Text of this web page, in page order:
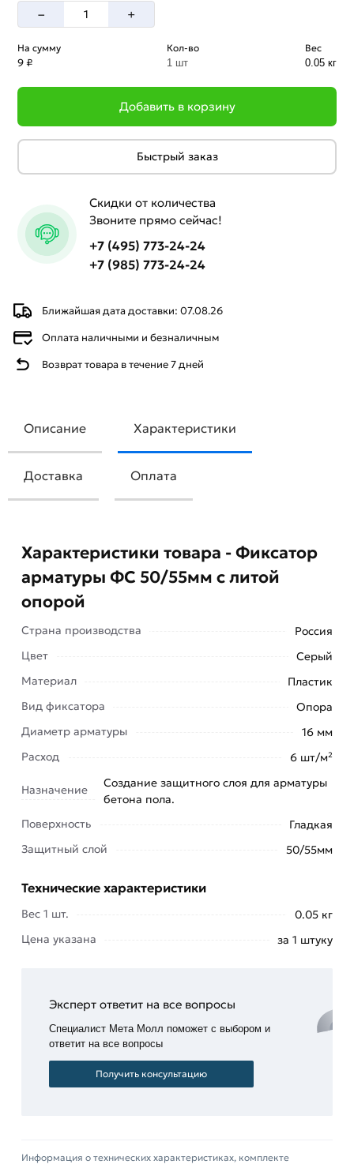
Ближайшая дата доставки: 07.08.26
Оплата наличными и безналичным
Возврат товара в течение 7 дней
– +
На сумму
9 ₽
Кол-во
1 шт
Вес
0.05 кг
Добавить в корзину
Быстрый заказ
Скидки от количества
Звоните прямо сейчас!
+7 (495) 773-24-24
+7 (985) 773-24-24
Описание Характеристики
Доставка Оплата
Фиксатор арматуры ФС 50/55мм с литой опорой
защитного слоя бетона от основания до
арматуры в горизонтальных поверхностях в
сыпучий грунт – песок, щебень, утеплитель и
гидроизоляцию.
Данные фиксаторы необходимы для фиксации
учетом всех норм.
Применение фиксаторов для арматуры с опорой
на грунт ФС 50-55 не только упростит вам
процесс монолитного строительства, но и
стен.
Характеристики товара - Фиксатор
арматуры ФС 50/55мм с литой
опорой
Страна производства
Россия
Цвет
Серый
Материал
Пластик
Вид фиксатора
Опора
Диаметр арматуры
16 мм
Расход
6 шт/м²
Назначение
Создание защитного слоя для арматуры
бетона пола.
Поверхность
Гладкая
Защитный слой
50/55мм
Технические характеристики
Вес 1 шт.
0.05 кг
Цена указана
за 1 штуку
Эксперт ответит на все вопросы
Специалист Мета Молл поможет с выбором и
ответит на все вопросы
Получить консультацию
Информация о технических характеристиках, комплекте